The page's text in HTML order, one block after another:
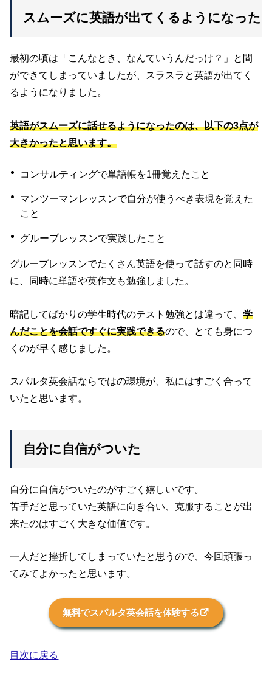
スムーズに英語が出てくるようになった
最初の頃は「こんなとき、なんていうんだっけ？」と間
ができてしまっていましたが、スラスラと英語が出てく
るようになりました。
英語がスムーズに話せるようになったのは、以下の3点が
大きかったと思います。
コンサルティングで単語帳を1冊覚えたこと
マンツーマンレッスンで自分が使うべき表現を覚えた
こと
グループレッスンで実践したこと
グループレッスンでたくさん英語を使って話すのと同時
に、同時に単語や英作文も勉強しました。
暗記してばかりの学生時代のテスト勉強とは違って、学
んだことを会話ですぐに実践できるので、とても身につ
くのが早く感じました。
スパルタ英会話ならではの環境が、私にはすごく合って
いたと思います。
自分に自信がついた
自分に自信がついたのがすごく嬉しいです。
苦手だと思っていた英語に向き合い、克服することが出
来たのはすごく大きな価値です。
一人だと挫折してしまっていたと思うので、今回頑張っ
てみてよかったと思います。
無料でスパルタ英会話を体験する
目次に戻る